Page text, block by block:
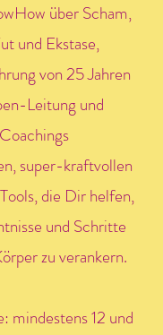
über Scham,
und Ekstase,
von 25 Jahren
Leitung und
super-kraftvollen
die Dir helfen,
und Schritte
zu verankern.
mindestens 12 und